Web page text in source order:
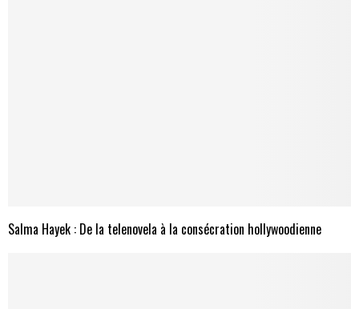
Salma Hayek : De la telenovela à la consécration hollywoodienne